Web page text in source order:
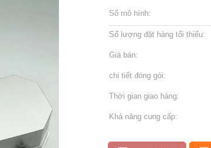
Số mô hình:
Số lượng đặt hàng tối thiểu:
Giá bán:
chi tiết đóng gói:
Thời gian giao hàng:
Khả năng cung cấp: